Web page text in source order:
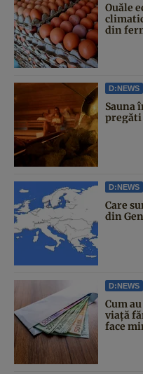
Ouăle
din
D:NEWS
Sauna
pregăti
D:NEWS
Care
din
D:NEWS
Cum
viață
face